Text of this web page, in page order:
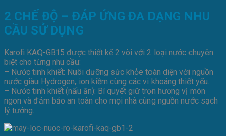
2 CHẾ ĐỘ – ĐÁP ỨNG ĐA DẠNG NHU
CẦU SỬ DỤNG
Karofi KAQ-GB15 được thiết kế 2 vòi với 2 loại nước chuyên
biệt cho từng nhu cầu:
– Nước tinh khiết: Nuôi dưỡng sức khỏe toàn diện với nguồn
nước giàu Hydrogen, ion kiềm cùng các vi khoáng thiết yếu.
– Nước tinh khiết (nấu ăn): Bí quyết giữ trọn hương vị món
ngon và đảm bảo an toàn cho mọi nhà cùng nguồn nước sạch
lý tưởng.